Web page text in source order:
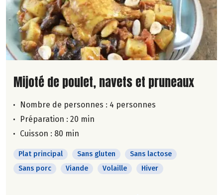
Lire la suite de la recette
Mijoté de poulet, navets et pruneaux
Nombre de personnes : 4 personnes
Préparation : 20 min
Cuisson : 80 min
Plat principal Sans gluten
Sans lactose
Sans porc
Viande Volaille Hiver